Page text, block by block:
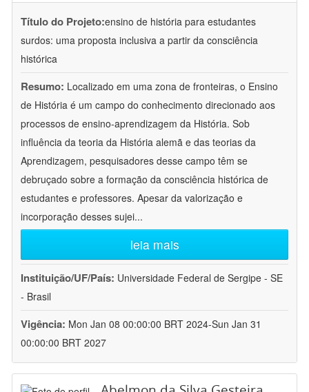
Título do Projeto:ensino de história para estudantes
surdos: uma proposta inclusiva a partir da consciência
histórica
Resumo: Localizado em uma zona de fronteiras, o Ensino
de História é um campo do conhecimento direcionado aos
processos de ensino-aprendizagem da História. Sob
influência da teoria da História alemã e das teorias da
Aprendizagem, pesquisadores desse campo têm se
debruçado sobre a formação da consciência histórica de
estudantes e professores. Apesar da valorização e
incorporação desses sujei...
leia mais
Instituição/UF/País: Universidade Federal de Sergipe - SE
- Brasil
Vigência: Mon Jan 08 00:00:00 BRT 2024-Sun Jan 31
00:00:00 BRT 2027